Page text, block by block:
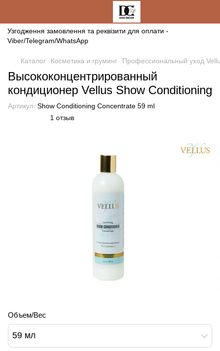
Узгодження замовлення та реквізити для оплати -
Viber/Telegram/WhatsApp
Каталог Косметика и груминг Профессиональный уход
Высококонцентрированный
кондиционер Vellus Show Conditioning
Артикул: Show Conditioning Concentrate 59 ml
1 отзыв
Объем/Вес
59 мл